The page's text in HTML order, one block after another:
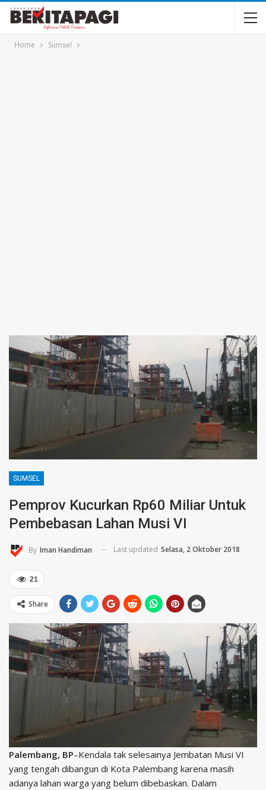
Home Sumsel
SUMSEL
Pemprov Kucurkan Rp60 Miliar Untuk
Pembebasan Lahan Musi VI
By Iman Handiman Last updated Selasa, 2 Oktober 2018
21
Share
Palembang, BP–Kendala tak selesainya Jembatan Musi VI
yang tengah dibangun di Kota Palembang karena masih
adanya lahan warga yang belum dibebaskan. Dalam